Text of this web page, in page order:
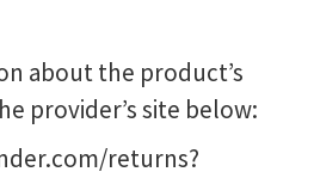
about the product’s
provider’s site below:
returns?